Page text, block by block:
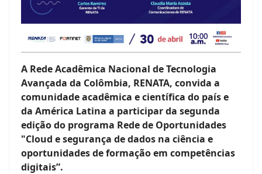
A Rede Acadêmica Nacional de Tecnologia
Avançada da Colômbia, RENATA, convida a
comunidade acadêmica e científica do país e
da América Latina a participar da segunda
edição do programa Rede de Oportunidades
"Cloud e segurança de dados na ciência e
oportunidades de formação em competências
digitais”.